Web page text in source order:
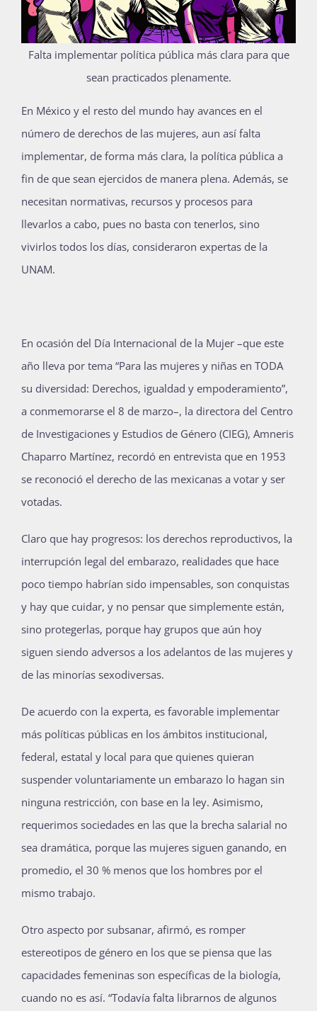
Falta implementar política pública más clara para que
sean practicados plenamente.
En México y el resto del mundo hay avances en el
número de derechos de las mujeres, aun así falta
implementar, de forma más clara, la política pública a
fin de que sean ejercidos de manera plena. Además, se
necesitan normativas, recursos y procesos para
llevarlos a cabo, pues no basta con tenerlos, sino
vivirlos todos los días, consideraron expertas de la
UNAM.
En ocasión del Día Internacional de la Mujer –que este
año lleva por tema “Para las mujeres y niñas en TODA
su diversidad: Derechos, igualdad y empoderamiento”,
a conmemorarse el 8 de marzo–, la directora del Centro
de Investigaciones y Estudios de Género (CIEG), Amneris
Chaparro Martínez, recordó en entrevista que en 1953
se reconoció el derecho de las mexicanas a votar y ser
votadas.
Claro que hay progresos: los derechos reproductivos, la
interrupción legal del embarazo, realidades que hace
poco tiempo habrían sido impensables, son conquistas
y hay que cuidar, y no pensar que simplemente están,
sino protegerlas, porque hay grupos que aún hoy
siguen siendo adversos a los adelantos de las mujeres y
de las minorías sexodiversas.
De acuerdo con la experta, es favorable implementar
más políticas públicas en los ámbitos institucional,
federal, estatal y local para que quienes quieran
suspender voluntariamente un embarazo lo hagan sin
ninguna restricción, con base en la ley. Asimismo,
requerimos sociedades en las que la brecha salarial no
sea dramática, porque las mujeres siguen ganando, en
promedio, el 30 % menos que los hombres por el
mismo trabajo.
Otro aspecto por subsanar, afirmó, es romper
estereotipos de género en los que se piensa que las
capacidades femeninas son específicas de la biología,
cuando no es así. “Todavía falta librarnos de algunos